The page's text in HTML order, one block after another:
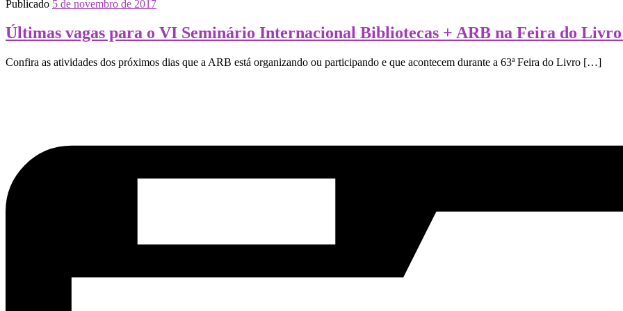
Publicado 5 de novembro de 2017
Últimas vagas para o VI Seminário Internacional Bibliotecas + ARB na Feira do
Confira as atividades dos próximos dias que a ARB está organizando ou participando e que acontecem durante a 63ª Feira do Livro […]